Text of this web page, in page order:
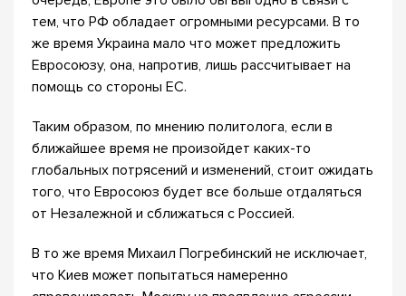
тем, что РФ обладает огромными ресурсами. В то
же время Украина мало что может предложить
Евросоюзу, она, напротив, лишь рассчитывает на
помощь со стороны ЕС.
Таким образом, по мнению политолога, если в
ближайшее время не произойдет каких-то
глобальных потрясений и изменений, стоит ожидать
того, что Евросоюз будет все больше отдаляться
от Незалежной и сближаться с Россией.
В то же время Михаил Погребинский не исключает,
что Киев может попытаться намеренно